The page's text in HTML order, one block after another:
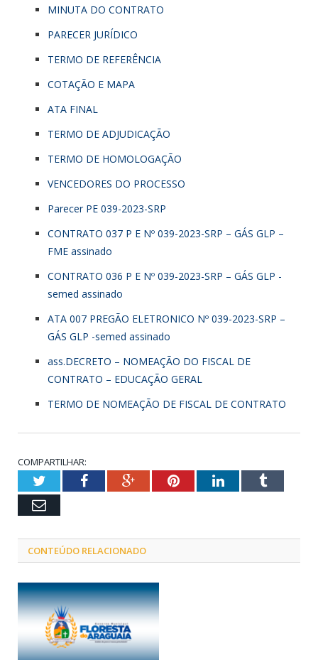
MINUTA DO CONTRATO
PARECER JURÍDICO
TERMO DE REFERÊNCIA
COTAÇÃO E MAPA
ATA FINAL
TERMO DE ADJUDICAÇÃO
TERMO DE HOMOLOGAÇÃO
VENCEDORES DO PROCESSO
Parecer PE 039-2023-SRP
CONTRATO 037 P E Nº 039-2023-SRP – GÁS GLP –
FME assinado
CONTRATO 036 P E Nº 039-2023-SRP – GÁS GLP -
semed assinado
ATA 007 PREGÃO ELETRONICO Nº 039-2023-SRP –
GÁS GLP -semed assinado
ass.DECRETO – NOMEAÇÃO DO FISCAL DE
CONTRATO – EDUCAÇÃO GERAL
TERMO DE NOMEAÇÃO DE FISCAL DE CONTRATO
COMPARTILHAR:
TwitterFacebookGoogle+PinterestLinkedInTumblr
Email
CONTEÚDO RELACIONADO